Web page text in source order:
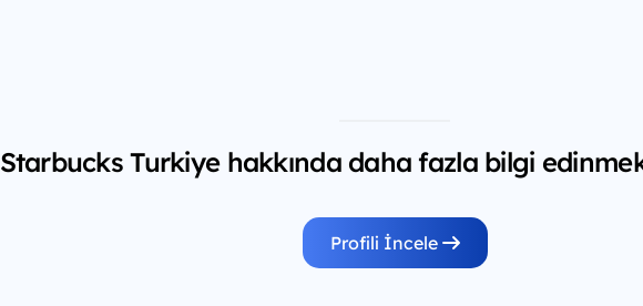
Starbucks Turkiye hakkında daha fazla bilgi
Profili İncele